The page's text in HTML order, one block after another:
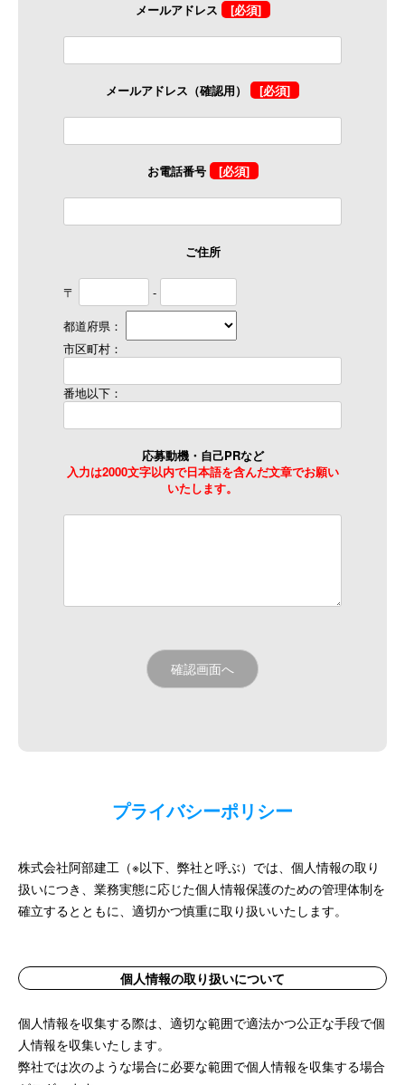
メールアドレス [必須]
メールアドレス（確認用） [必須]
お電話番号 [必須]
ご住所
〒
-
都道府県：
市区町村：
番地以下：
応募動機・自己PRなど
入力は2000文字以内で日本語を含んだ文章でお願い
いたします。
プライバシーポリシー
株式会社阿部建工（※以下、弊社と呼ぶ）では、個人情報の取り
扱いにつき、業務実態に応じた個人情報保護のための管理体制を
確立するとともに、適切かつ慎重に取り扱いいたします。
個人情報の取り扱いについて
個人情報を収集する際は、適切な範囲で適法かつ公正な手段で個
人情報を収集いたします。
弊社では次のような場合に必要な範囲で個人情報を収集する場合